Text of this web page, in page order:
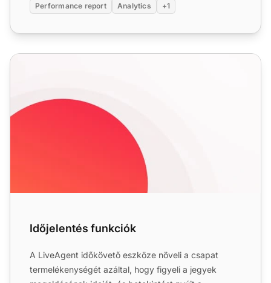
Performance report Analytics +1
Időjelentés funkciók
Időjelentés funkciók
A LiveAgent időkövető eszköze növeli a csapat
termelékenységét azáltal, hogy figyeli a jegyek